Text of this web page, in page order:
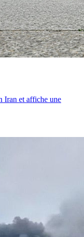
Iran et affiche une